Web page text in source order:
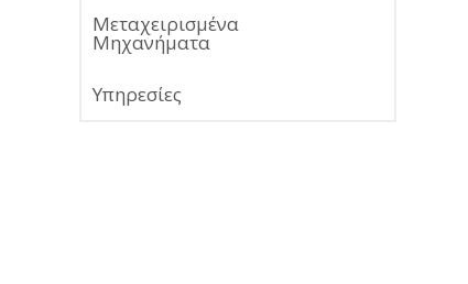
Μεταχειρισμένα
Μηχανήματα
Υπηρεσίες